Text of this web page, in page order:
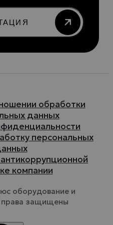
обработки
данных
персональных
компании
оборудование и
права защищены